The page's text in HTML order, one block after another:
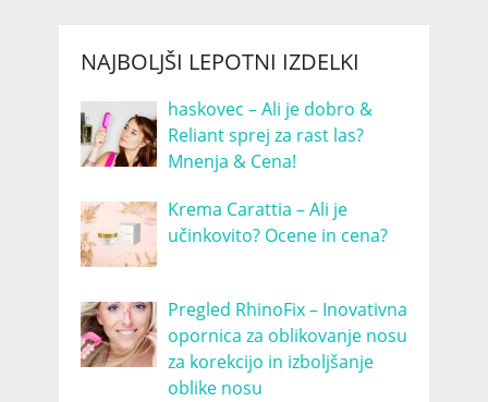
NAJBOLJŠI LEPOTNI IZDELKI
haskovec – Ali je dobro &
Reliant sprej za rast las?
Mnenja & Cena!
Krema Carattia – Ali je
učinkovito? Ocene in cena?
Pregled RhinoFix – Inovativna
opornica za oblikovanje nosu
za korekcijo in izboljšanje
oblike nosu